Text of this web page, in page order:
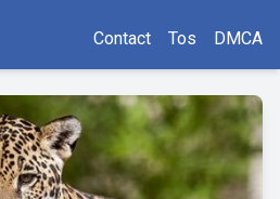
Contact Tos DMCA